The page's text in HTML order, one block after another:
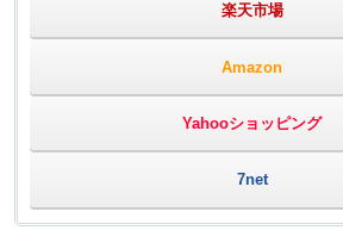
楽天市場
Amazon
Yahooショッピング
7net